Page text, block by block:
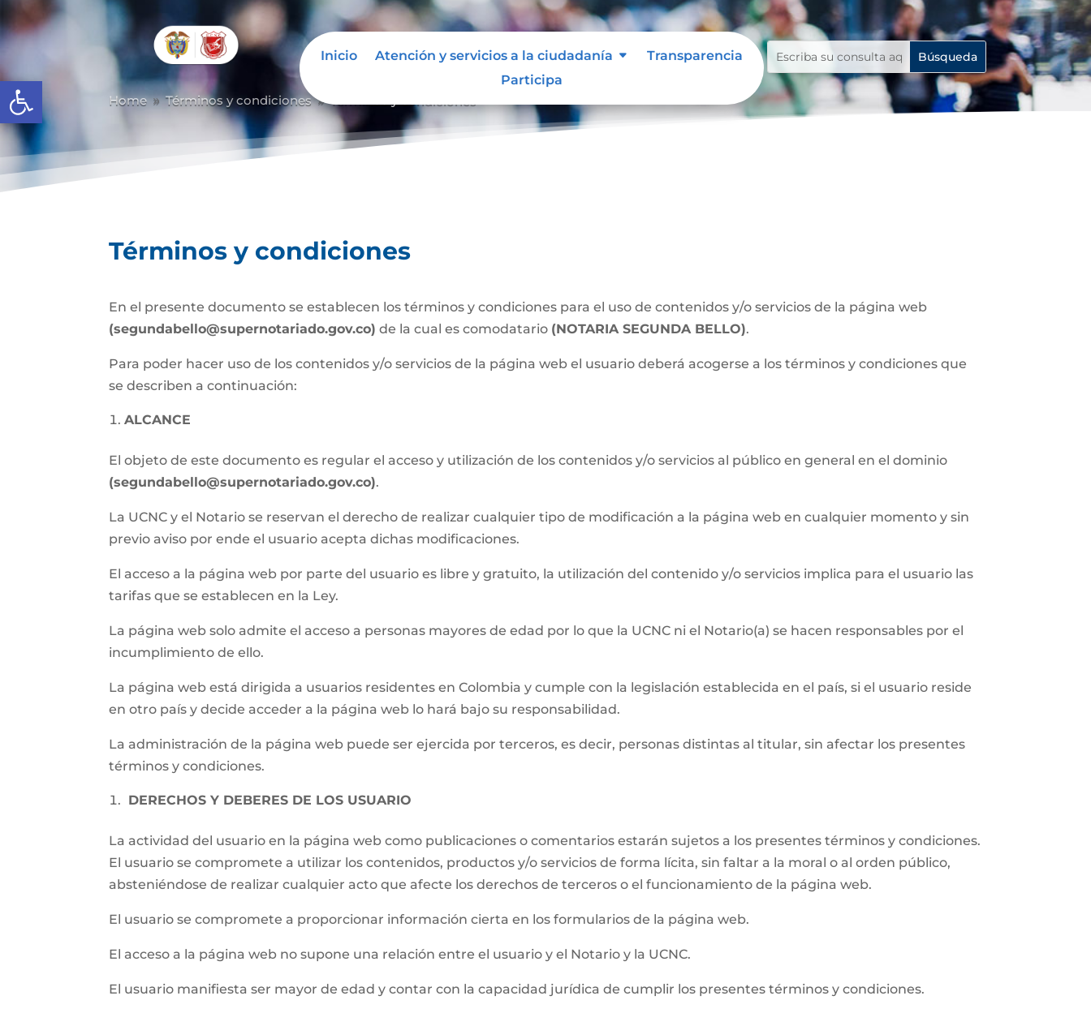
Abrir barra de herramientas
Inicio Atención y servicios a la ciudadanía
Transparencia
Participa
Home 9 Términos y condiciones 9
Términos y condiciones
En el presente documento se establecen los términos y condiciones para el uso de contenidos y/o servicios de la página web
(segundabello@supernotariado.gov.co) de la cual es comodatario (NOTARIA SEGUNDA BELLO).
Para poder hacer uso de los contenidos y/o servicios de la página web el usuario deberá acogerse a los términos y condiciones que
se describen a continuación:
ALCANCE
El objeto de este documento es regular el acceso y utilización de los contenidos y/o servicios al público en general en el dominio
(segundabello@supernotariado.gov.co).
La UCNC y el Notario se reservan el derecho de realizar cualquier tipo de modificación a la página web en cualquier momento y sin
previo aviso por ende el usuario acepta dichas modificaciones.
El acceso a la página web por parte del usuario es libre y gratuito, la utilización del contenido y/o servicios implica para el usuario las
tarifas que se establecen en la Ley.
La página web solo admite el acceso a personas mayores de edad por lo que la UCNC ni el Notario(a) se hacen responsables por el
incumplimiento de ello.
La página web está dirigida a usuarios residentes en Colombia y cumple con la legislación establecida en el país, si el usuario reside
en otro país y decide acceder a la página web lo hará bajo su responsabilidad.
La administración de la página web puede ser ejercida por terceros, es decir, personas distintas al titular, sin afectar los presentes
términos y condiciones.
DERECHOS Y DEBERES DE LOS USUARIO
La actividad del usuario en la página web como publicaciones o comentarios estarán sujetos a los presentes términos y condiciones.
El usuario se compromete a utilizar los contenidos, productos y/o servicios de forma lícita, sin faltar a la moral o al orden público,
absteniéndose de realizar cualquier acto que afecte los derechos de terceros o el funcionamiento de la página web.
El usuario se compromete a proporcionar información cierta en los formularios de la página web.
El acceso a la página web no supone una relación entre el usuario y el Notario y la UCNC.
El usuario manifiesta ser mayor de edad y contar con la capacidad jurídica de cumplir los presentes términos y condiciones.